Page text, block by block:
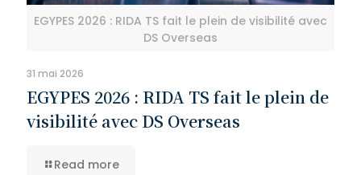
EGYPES 2026 : RIDA TS fait le plein de visibilité avec
DS Overseas
31 mai 2026
EGYPES 2026 : RIDA TS fait le plein de
visibilité avec DS Overseas
Read more